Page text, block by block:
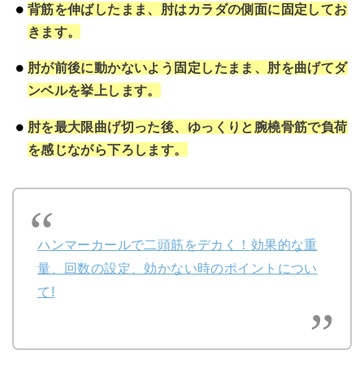
背筋を伸ばしたまま、肘はカラダの側面に固定してお
きます。
肘が前後に動かないよう固定したまま、肘を曲げてダ
ンベルを挙上します。
肘を最大限曲げ切った後、ゆっくりと腕橈骨筋で負荷
を感じながら下ろします。
ハンマーカールで二頭筋をデカく！効果的な重
量、回数の設定、効かない時のポイントについ
て!